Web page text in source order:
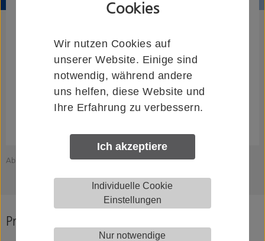
Cookies
Wir nutzen Cookies auf
unserer Website. Einige sind
notwendig, während andere
uns helfen, diese Website und
Ihre Erfahrung zu verbessern.
Ich akzeptiere
Individuelle Cookie
Einstellungen
Nur notwendige
Abbildung zeigt HELM 0056401
Produkt konfigurieren